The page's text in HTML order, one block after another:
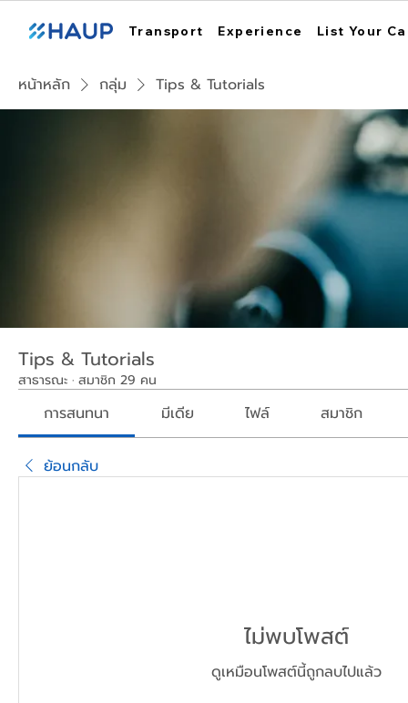
Transport Experience List Your
หน้าหลัก กลุ่ม Tips & Tutorials
Tips & Tutorials
สาธารณะ · สมาชิก 29 คน
การสนทนา มีเดีย ไฟล์ สมาชิก
ย้อนกลับ
ไม่พบโพสต์
ดูเหมือนโพสต์นี้ถูกลบไปแล้ว